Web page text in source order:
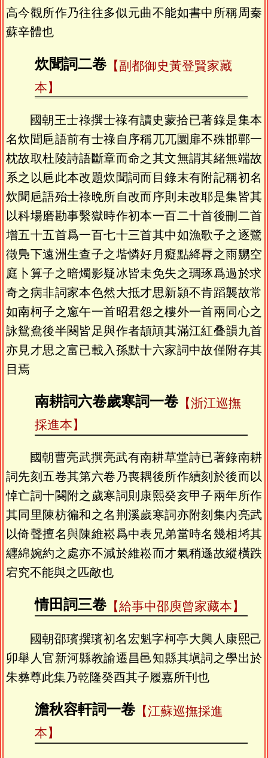
高今觀所作乃往往多似元曲不能如書中所稱周秦
蘇辛體也
炊聞詞二卷【副都御史黃登賢家藏
本】
國朝王士祿撰士祿有讀史蒙拾已著錄是集本
名炊聞巵語前有士祿自序稱兀兀圜扉不殊邯鄲一
枕故取杜陵詩語斷章而命之其文無謂其緒無端故
系之以巵此本改題炊聞詞而目錄末有附記稱初名
炊聞巵語殆士祿晩所自改而序則未改耶是集皆其
以科場磨勘事繫獄時作初本一百二十首後刪二首
增五十五首爲一百七十三首其中如漁歌子之逐鷺
徵鳬下遠洲生查子之堦憐好月癡點絳脣之雨嬲空
庭卜算子之暗燭影疑冰皆未免失之琱琢爲過於求
奇之病非詞家本色然大抵才思新頴不肯蹈襲故常
如南柯子之窻午一首昭君怨之樓外一首兩同心之
詠鴛鴦後半闋皆足與作者頡頏其滿江紅叠韻九首
亦見才思之富已載入孫默十六家詞中故僅附存其
目焉
南耕詞六卷歲寒詞一卷【浙江巡撫
採進本】
國朝曹亮武撰亮武有南耕草堂詩已著錄南耕
詞先刻五卷其第六卷乃喪耦後所作續刻於後而以
悼亡詞十闋附之歲寒詞則康熙癸亥甲子兩年所作
其同里陳枋徧和之名荆溪歲寒詞亦附刻集内亮武
以倚聲擅名與陳維崧爲中表兄弟當時名幾相埓其
纒綿婉約之處亦不減於維崧而才氣稍遜故縱橫跌
宕究不能與之匹敵也
情田詞三卷【給事中邵庾曾家藏本】
國朝邵璸撰璸初名宏魁字柯亭大興人康熙己
卯舉人官新河縣教諭遷昌邑知縣其塡詞之學出於
朱彝尊此集乃乾隆癸酉其子履嘉所刊也
澹秋容軒詞一卷【江蘇巡撫採進
本】